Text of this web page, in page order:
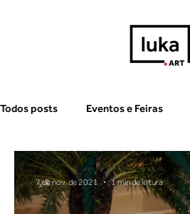
Todos posts Eventos e Feiras
7 de nov. de 2021 1 min de leitura